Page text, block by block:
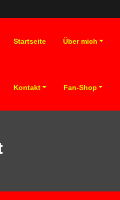
Startseite Über mich
Kontakt Fan-Shop